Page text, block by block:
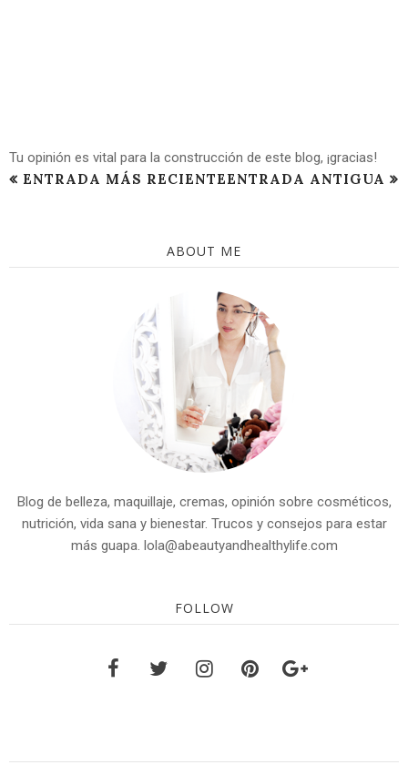
Tu opinión es vital para la construcción de este blog, ¡gracias!
ENTRADA MÁS RECIENTEENTRADA ANTIGUA
ABOUT ME
Blog de belleza, maquillaje, cremas, opinión sobre cosméticos,
nutrición, vida sana y bienestar. Trucos y consejos para estar
más guapa. lola@abeautyandhealthylife.com
FOLLOW